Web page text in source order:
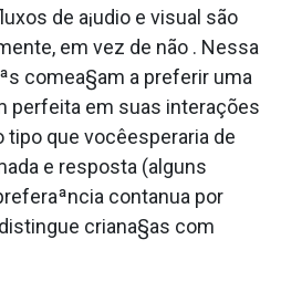
de a¡udio e visual são
em vez de não . Nessa
comea§am a preferir uma
perfeita em suas interações
tipo que vocêesperaria de
e resposta (alguns
conta­nua por
criana§as com